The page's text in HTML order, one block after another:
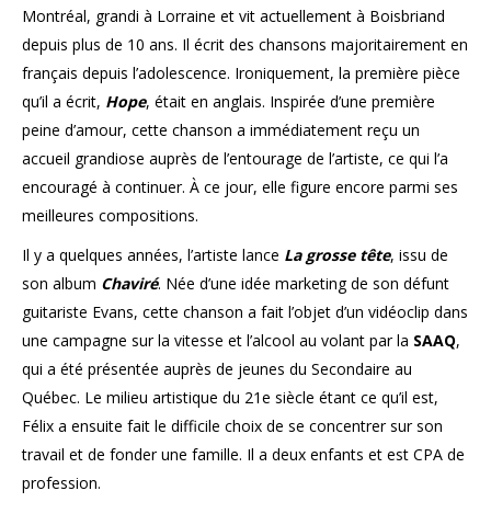
Montréal, grandi à Lorraine et vit actuellement à Boisbriand
depuis plus de 10 ans. Il écrit des chansons majoritairement en
français depuis l’adolescence. Ironiquement, la première pièce
qu’il a écrit, Hope, était en anglais. Inspirée d’une première
peine d’amour, cette chanson a immédiatement reçu un
accueil grandiose auprès de l’entourage de l’artiste, ce qui l’a
encouragé à continuer. À ce jour, elle figure encore parmi ses
meilleures compositions.
Il y a quelques années, l’artiste lance La grosse tête, issu de
son album Chaviré. Née d’une idée marketing de son défunt
guitariste Evans, cette chanson a fait l’objet d’un vidéoclip dans
une campagne sur la vitesse et l’alcool au volant par la SAAQ,
qui a été présentée auprès de jeunes du Secondaire au
Québec. Le milieu artistique du 21e siècle étant ce qu’il est,
Félix a ensuite fait le difficile choix de se concentrer sur son
travail et de fonder une famille. Il a deux enfants et est CPA de
profession.